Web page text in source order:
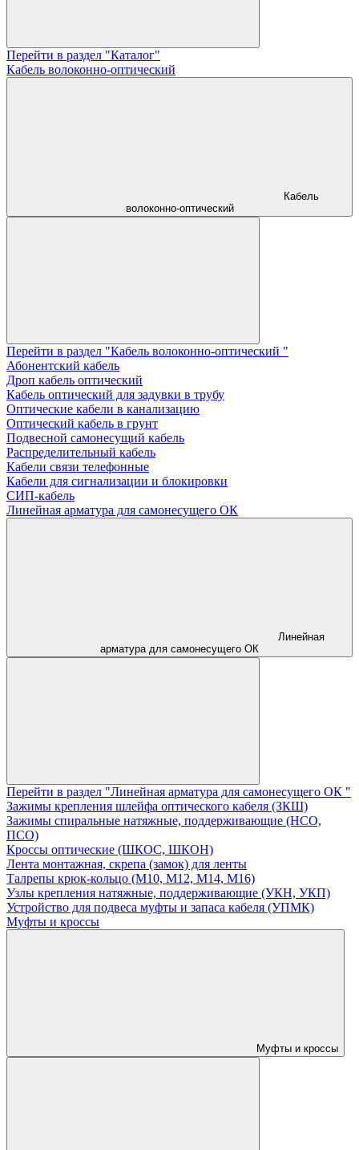
Перейти в раздел "Каталог"
Кабель волоконно-оптический
Кабель
волоконно-оптический
Перейти в раздел "Кабель волоконно-оптический "
Абонентский кабель
Дроп кабель оптический
Кабель оптический для задувки в трубу
Оптические кабели в канализацию
Оптический кабель в грунт
Подвесной самонесущий кабель
Распределительный кабель
Кабели связи телефонные
Кабели для сигнализации и блокировки
СИП-кабель
Линейная арматура для самонесущего ОК
Линейная
арматура для самонесущего ОК
Перейти в раздел "Линейная арматура для самонесущего ОК "
Зажимы крепления шлейфа оптического кабеля (ЗКШ)
Зажимы спиральные натяжные, поддерживающие (НСО,
ПСО)
Кроссы оптические (ШКОС, ШКОН)
Лента монтажная, скрепа (замок) для ленты
Талрепы крюк-кольцо (М10, М12, М14, М16)
Узлы крепления натяжные, поддерживающие (УКН, УКП)
Устройство для подвеса муфты и запаса кабеля (УПМК)
Муфты и кроссы
Муфты и кроссы